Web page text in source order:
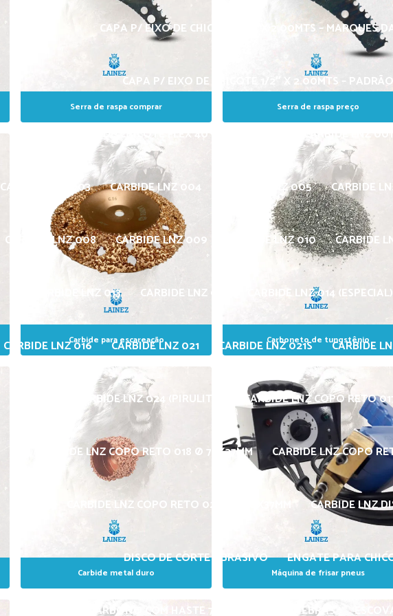
CAPA P/ EIXO DE CHICOTE 1/2″ X 2.00MTS – MARQUES DA
CAPA P/ EIXO DE CHICOTE 1/2″ X 2.00MTS –
CAPA P/ EIXO DE CHICOTE FLEX 40 1/2″ X 1.93MTS CARBIDE LNZ 001
CARBIDE LNZ 003 CARBIDE LNZ 004 CARBIDE LNZ 005 CARBIDE
CARBIDE LNZ 008 CARBIDE LNZ 009 CARBIDE LNZ 010 CARBIDE
CARBIDE LNZ 013 CARBIDE LNZ 014 CARBIDE LNZ 014 (ESPECIAL)
CARBIDE LNZ 016 CARBIDE LNZ 021 CARBIDE LNZ 021S CARBIDE
CARBIDE LNZ 024 (PIRULITO) CARBIDE LNZ COPO RETO
CARBIDE LNZ COPO RETO 018 Ø 75X27MM CARBIDE LNZ COPO
CARBIDE LNZ COPO RETO 020 Ø 100X37MM CARBIDE LNZ
DISCO DE CORTE ABRASIVO ENGATE PARA
ESCOVA AÇO CARBONO COM HASTE 75 X 3/8 H. 1/4 – INEBRAS
Serra de raspa comprar Serra de raspa preço
Carbide para escareação Carboneto de tungstênio
Carbide metal duro Máquina de frisar pneus